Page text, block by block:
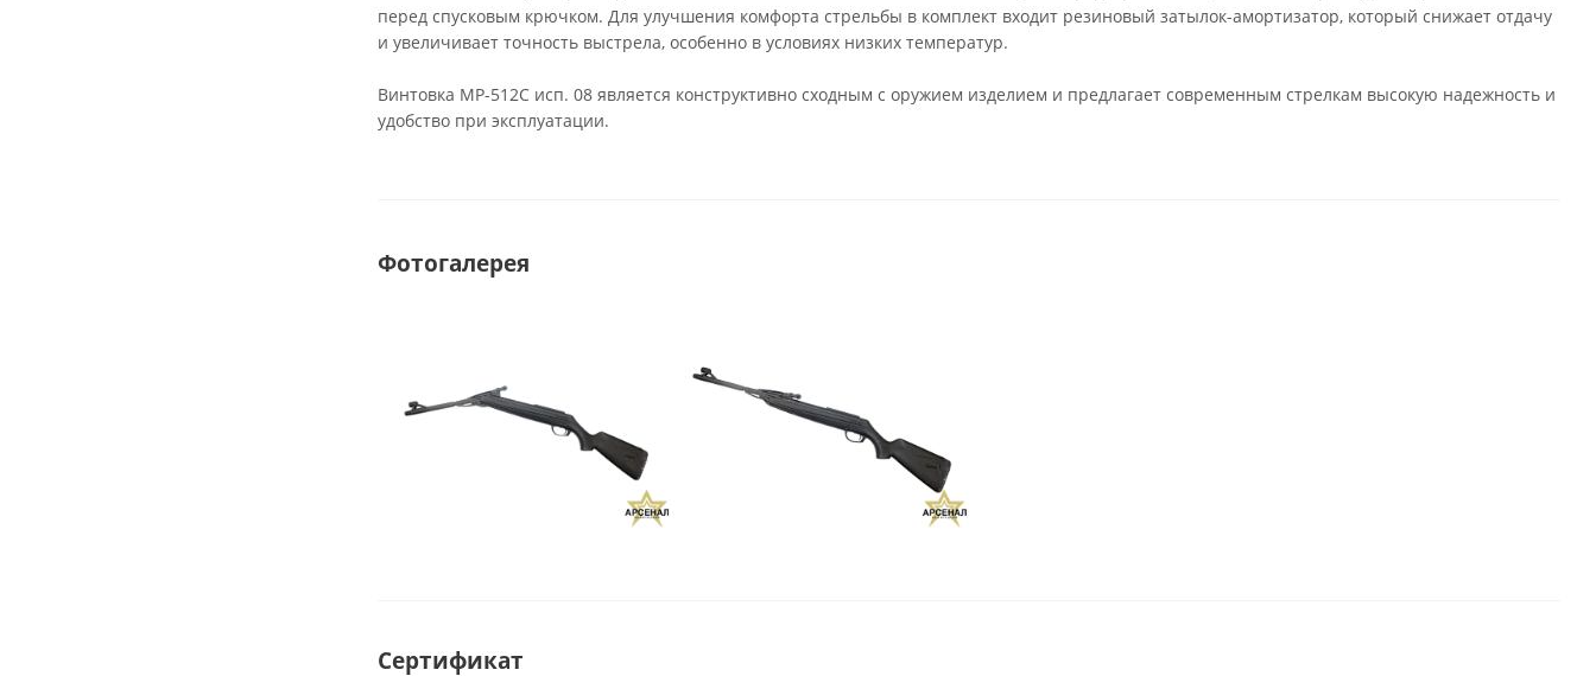
перед спусковым крючком. Для улучшения комфорта стрельбы в комплект входит резиновый затылок-амортизатор, который снижает отдачу
и увеличивает точность выстрела, особенно в условиях низких температур.
Винтовка МР-512C исп. 08 является конструктивно сходным с оружием изделием и предлагает современным стрелкам высокую надежность и
удобство при эксплуатации.
Фотогалерея
Сертификат